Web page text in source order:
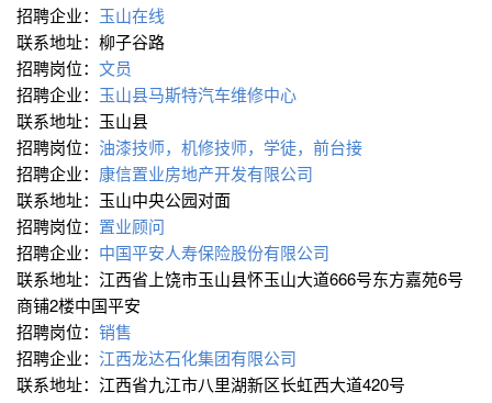
招聘企业： 玉山在线
联系地址：柳子谷路
招聘岗位： 文员
招聘企业： 玉山县马斯特汽车维修中心
联系地址：玉山县
招聘岗位： 油漆技师，机修技师，学徒，前台接
招聘企业： 康信置业房地产开发有限公司
联系地址：玉山中央公园对面
招聘岗位： 置业顾问
招聘企业： 中国平安人寿保险股份有限公司
联系地址：江西省上饶市玉山县怀玉山大道666号东方嘉苑6号
商铺2楼中国平安
招聘岗位： 销售
招聘企业： 江西龙达石化集团有限公司
联系地址：江西省九江市八里湖新区长虹西大道420号